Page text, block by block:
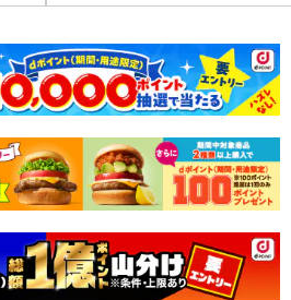
上でお申込みください。なお、本理由
ル・返品交換は対応いたしかねます。
ております。
au PAY（auかんたん決済）、ソフトバ
イ、メルペイ、AEON Pay、Amazon
ため外部サイトへ遷移します。
められた決済期限日にお支払いを完
了承いただいたうえでお申し込みくだ